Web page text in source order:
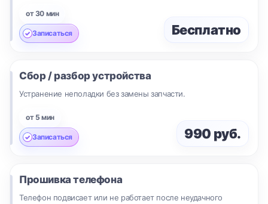
от 30 мин
Записаться Бесплатно
Сбор / разбор устройства
Устранение неполадки без замены запчасти.
от 5 мин
Записаться 990 руб.
Прошивка телефона
Телефон подвисает или не работает после неудачного